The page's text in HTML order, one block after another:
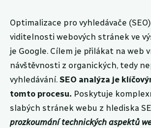
Optimalizace pro vyhledávače
viditelnosti webových stránek ve
je Google. Cílem je přilákat na web
návštěvnosti z organických, tedy
vyhledávání. SEO analýza je
tomto procesu. Poskytuje
slabých stránek webu z hlediska
prozkoumání technických aspektů